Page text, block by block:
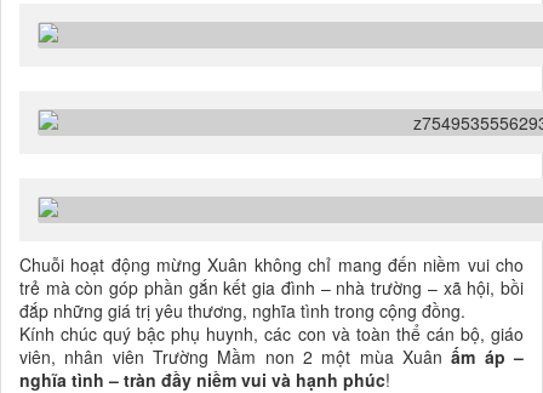
Chuỗi hoạt động mừng Xuân không chỉ mang đến niềm vui cho
trẻ mà còn góp phần gắn kết gia đình – nhà trường – xã hội, bồi
đắp những giá trị yêu thương, nghĩa tình trong cộng đồng.
Kính chúc quý bậc phụ huynh, các con và toàn thể cán bộ, giáo
viên, nhân viên Trường Mầm non 2 một mùa Xuânấm áp –
nghĩa tình – tràn đầy niềm vui và hạnh phúc!